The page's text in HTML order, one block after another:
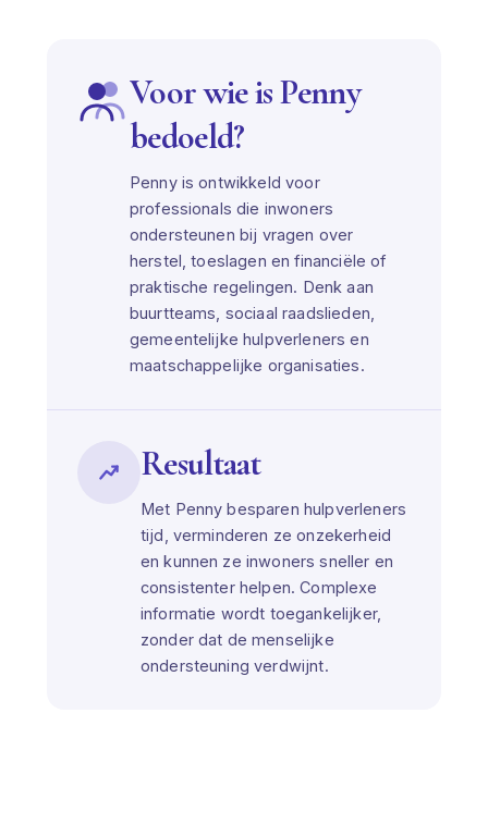
Voor wie is Penny
bedoeld?
Penny is ontwikkeld voor
professionals die inwoners
ondersteunen bij vragen over
herstel, toeslagen en financiële of
praktische regelingen. Denk aan
buurtteams, sociaal raadslieden,
gemeentelijke hulpverleners en
maatschappelijke organisaties.
Resultaat
Met Penny besparen hulpverleners
tijd, verminderen ze onzekerheid
en kunnen ze inwoners sneller en
consistenter helpen. Complexe
informatie wordt toegankelijker,
zonder dat de menselijke
ondersteuning verdwijnt.